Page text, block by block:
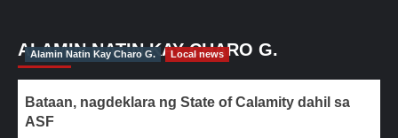
ALAMIN NATIN KAY CHARO G.
Alamin Natin Kay Charo G. Local news
Bataan, nagdeklara ng State of Calamity dahil sa
ASF